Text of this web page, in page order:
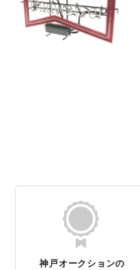
神戸オークションの